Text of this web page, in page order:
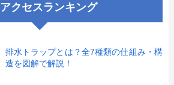
アクセスランキング
排水トラップとは？全7種類の仕組み・構
造を図解で解説！